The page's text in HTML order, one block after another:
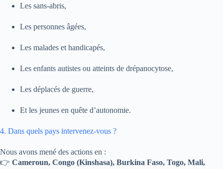
Les sans-abris,
Les personnes âgées,
Les malades et handicapés,
Les enfants autistes ou atteints de drépanocytose,
Les déplacés de guerre,
Et les jeunes en quête d’autonomie.
4. Dans quels pays intervenez-vous ?
Nous avons mené des actions en :
👉 Cameroun, Congo (Kinshasa), Burkina Faso, Togo, Mali,